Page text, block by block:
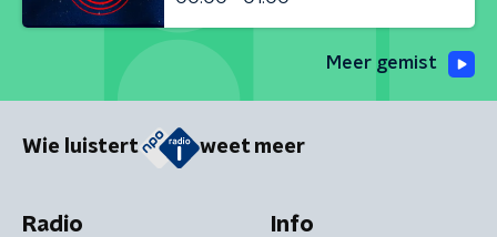
Meer gemist
Wie luistert weet meer
Radio Info